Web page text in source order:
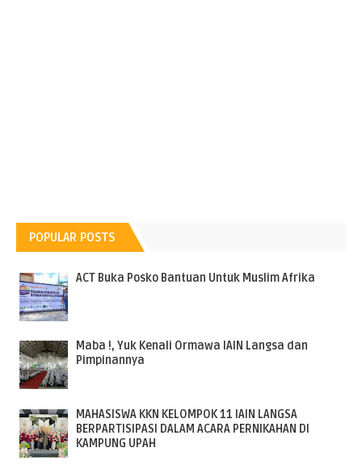
POPULAR POSTS
ACT Buka Posko Bantuan Untuk Muslim Afrika
Maba !, Yuk Kenali Ormawa IAIN Langsa dan
Pimpinannya
MAHASISWA KKN KELOMPOK 11 IAIN LANGSA
BERPARTISIPASI DALAM ACARA PERNIKAHAN DI
KAMPUNG UPAH